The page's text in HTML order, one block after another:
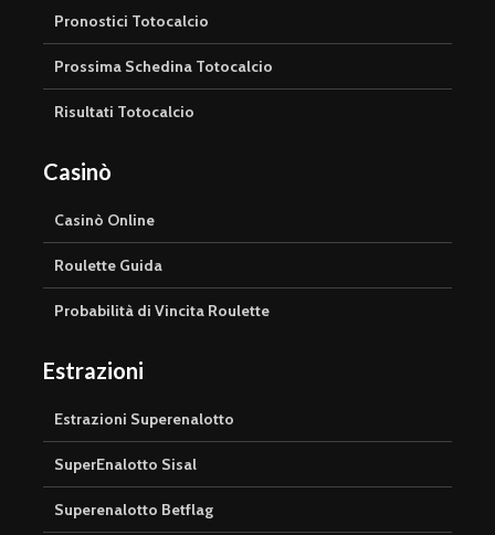
Pronostici Totocalcio
Prossima Schedina Totocalcio
Risultati Totocalcio
Casinò
Casinò Online
Roulette Guida
Probabilità di Vincita Roulette
Estrazioni
Estrazioni Superenalotto
SuperEnalotto Sisal
Superenalotto Betflag